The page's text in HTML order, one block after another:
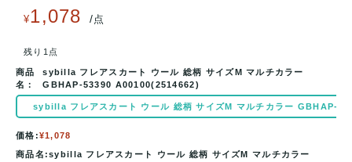
¥1,078 /点
残り1点
商品
名：
sybilla フレアスカート ウール 総柄 サイズM マルチカラー
GBHAP-53390 A00100(2514662)
sybilla フレアスカート ウール 総柄 サイズM マルチカラー GBHAP-
価格:¥1,078
商品名:sybilla フレアスカート ウール 総柄 サイズM マルチカラー